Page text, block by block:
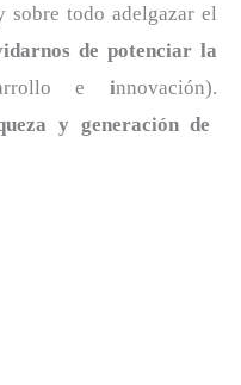
sobre todo adelgazar el
de potenciar la
e innovación).
y generación de